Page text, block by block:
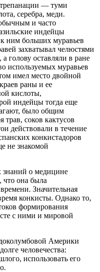
— туми
серебра, меди.
и часто
индейцы
ним больших муравьев
захватывал челюстями
голову оставляли в ране
используемых муравьев
имел место двойной
раны и ее
кислоты,
индейцы тогда еще
было общим
трав, соков кактусов
действовали в течение
конкистадоров
не знакомой
знаний о медицине
что она была
Значительная
конкисты. Однако то,
формирования
с ними и мировой
Америки
человечества:
использовать его